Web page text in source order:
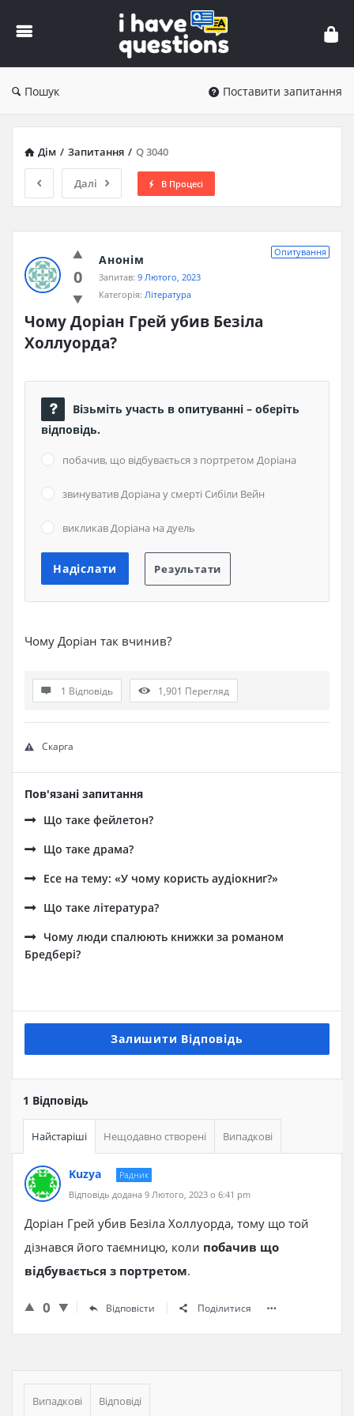
iHaveQuestions
Пошук Поставити запитання
Дім / Запитання / Q 3040
Далі В Процесі
0
Опитування
Анонім
Запитав: 9 Лютого, 2023
Категорія: Література
Чому Доріан Грей убив Безіла
Холлуорда?
Візьміть участь в опитуванні – оберіть
відповідь.
побачив, що відбувається з портретом Доріана
звинуватив Доріана у смерті Сибіли Вейн
викликав Доріана на дуель
Чому Доріан так вчинив?
1 Відповідь 1,901 Перегляд
Скарга
Пов'язані запитання
Що таке фейлетон?
Що таке драма?
Есе на тему: «У чому користь аудіокниг?»
Що таке література?
Чому люди спалюють книжки за романом
Бредбері?
Залишити Відповідь
1 Відповідь
Найстаріші Нещодавно створені Випадкові
Kuzya
Радник
Відповідь додана 9 Лютого, 2023 о 6:41 pm
Доріан Грей убив Безіла Холлуорда, тому що той
дізнався його таємницю, коли побачив що
відбувається з портретом.
0 Відповісти Поділитися
Бічна
панель
Випадкові Відповіді